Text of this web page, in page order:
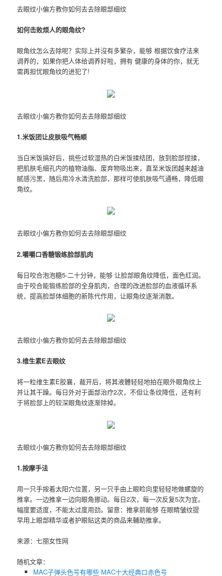
去眼纹小偏方教你如何去去除眼部细纹
如何击败烦人的眼角纹?
眼角纹怎么去除呢？实际上并沒有多繁杂，能够 根据饮食疗法来
调养的，如果你把人体给调养好啦，拥有 健康的身体的你，就无
需再担忧眼角纹的进犯了!
去眼纹小偏方教你如何去去除眼部细纹
1.米饭团让皮肤吸气畅顺
当白米饭搞好后，挑些过软湿热的白米饭揉结团，放到脸部捏揉，
把肌肤毛细孔内的植物油脂、废弃物吸出来，直至米饭团越来越油
腻感污黑，随后用冷水清洗脸部，那样可使肌肤吸气通畅，降低眼
角纹。
去眼纹小偏方教你如何去去除眼部细纹
2.嚼嚼口香糖锻练脸部肌肉
每日咬合泡泡糖5-二十分钟，能够 让脸部眼角纹降低，面色红润。
由于咬合能锻练脸部的全身肌肉，合理的改进脸部的血液循环系
统，提高脸部体细胞的新陈代作用，让眼角纹逐渐消散。
去眼纹小偏方教你如何去去除眼部细纹
3.维生素E去眼纹
将一粒维生素E胶襄，裁开后，将其液體轻轻地拍在眼外眼角纹上
并让其干躁。每日外对于面部治疗2次，不但让条纹降低，还有利
于将脸部上的较深眼角纹逐渐除掉。
去眼纹小偏方教你如何去去除眼部细纹
1.按摩手法
用一只手按着太阳穴位置，另一只手由上眼睑向里轻轻地做螺旋的
推拿。一边推拿一边向眼角挪动。每日2次，每一次反复5次为宜。
幅度要适度，不能太过度用劲。留意：推拿前能够 在眼睛皱纹提
早用上眼部精华或者护眼贴这类的商品来輔助推拿。
来源：七丽女性网
随机文章：
MAC子弹头色号有哪些 MAC十大经典口赤色号